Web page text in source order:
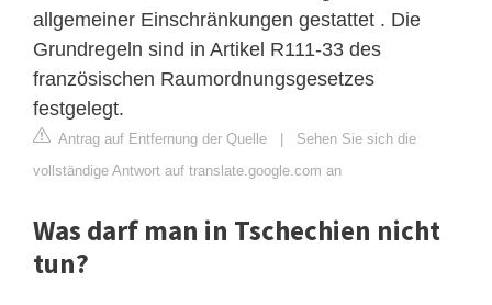
allgemeiner Einschränkungen gestattet . Die
Grundregeln sind in Artikel R111-33 des
französischen Raumordnungsgesetzes
festgelegt.
Antrag auf Entfernung der Quelle | Sehen Sie sich die
vollständige Antwort auf translate.google.com an
Was darf man in Tschechien nicht
tun?